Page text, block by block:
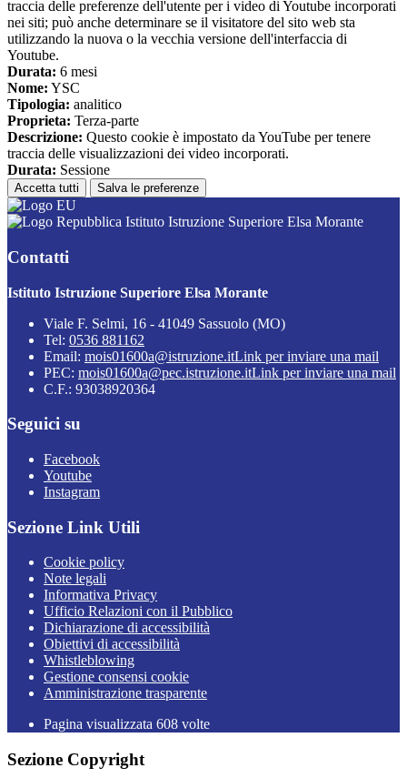
traccia delle preferenze dell'utente per i video di Youtube incorporati
nei siti; può anche determinare se il visitatore del sito web sta
utilizzando la nuova o la vecchia versione dell'interfaccia di
Youtube.
Durata: 6 mesi
Nome: YSC
Tipologia: analitico
Proprieta: Terza-parte
Descrizione: Questo cookie è impostato da YouTube per tenere
traccia delle visualizzazioni dei video incorporati.
Durata: Sessione
Accetta tutti Salva le preferenze
Istituto Istruzione Superiore Elsa Morante
Contatti
Istituto Istruzione Superiore Elsa Morante
Viale F. Selmi, 16 - 41049 Sassuolo (MO)
Tel: 0536 881162
Email: mois01600a@istruzione.itLink per inviare una mail
PEC: mois01600a@pec.istruzione.itLink per inviare una mail
C.F.: 93038920364
Seguici su
Facebook
Youtube
Instagram
Sezione Link Utili
Cookie policy
Note legali
Informativa Privacy
Ufficio Relazioni con il Pubblico
Dichiarazione di accessibilità
Obiettivi di accessibilità
Whistleblowing
Gestione consensi cookie
Amministrazione trasparente
Pagina visualizzata 608 volte
Sezione Copyright